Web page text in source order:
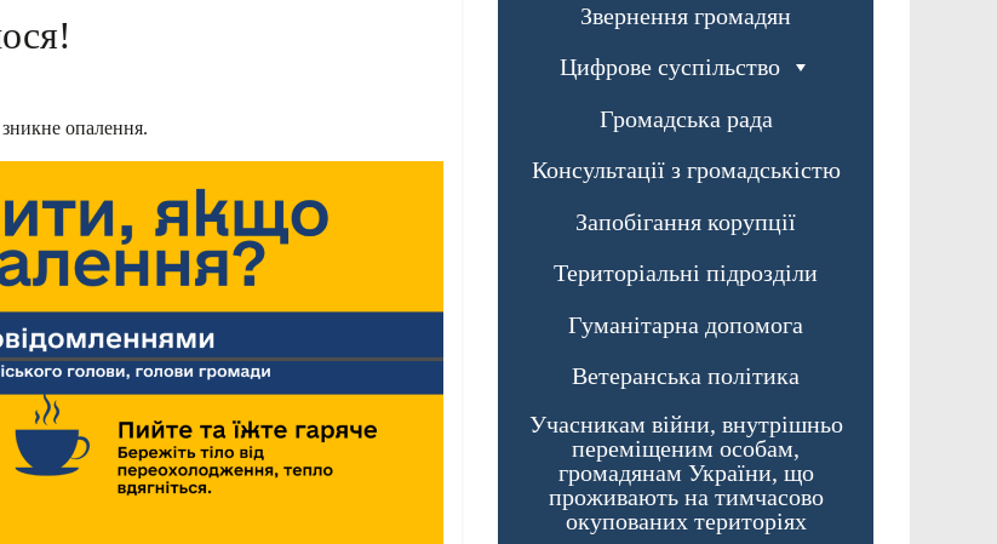
опалення.
Звернення громадян
Цифрове суспільство
Громадська рада
Консультації з громадськістю
Запобігання корупції
Територіальні підрозділи
Гуманітарна допомога
Ветеранська політика
Учасникам війни, внутрішньо
переміщеним особам,
громадянам України, що
проживають на тимчасово
окупованих територіях